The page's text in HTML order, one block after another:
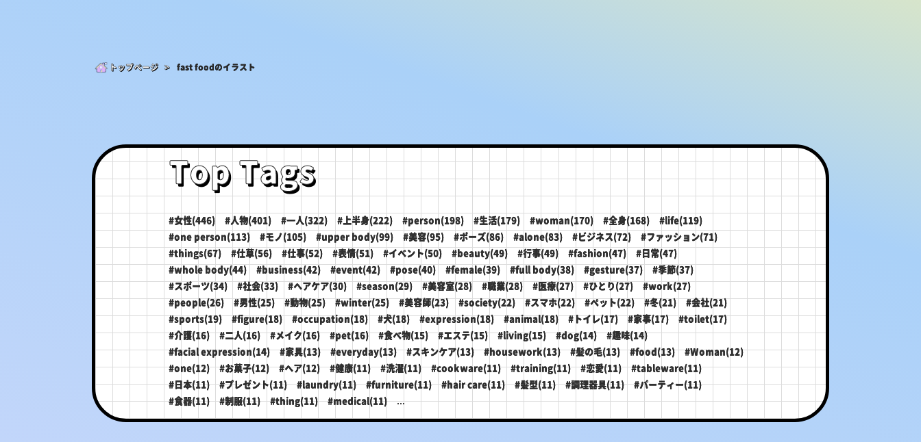
トップページ > fast foodのイラスト
Top Tags
#女性(446) #人物(401) #一人(322) #上半身(222) #person(198) #生活(179) #woman(170) #全身(168)
#life(119)
#one person(113)
#モノ(105) #upper body(99) #美容(95) #ポーズ(86) #alone(83) #ビジネス(72)
#ファッション(71)
#things(67)
#仕草(56) #仕事(52) #表情(51) #イベント(50) #beauty(49) #行事(49) #fashion(47)
#日常(47)
#whole body(44)
#business(42) #event(42) #pose(40) #female(39) #full body(38) #gesture(37)
#季節(37)
#スポーツ(34)
#社会(33) #ヘアケア(30) #season(29) #美容室(28) #職業(28) #医療(27) #ひとり(27)
#work(27)
#people(26)
#男性(25) #動物(25) #winter(25) #美容師(23) #society(22) #スマホ(22) #ペット(22) #冬(21)
#会社(21)
#sports(19)
#figure(18) #occupation(18) #犬(18) #expression(18) #animal(18) #トイレ(17) #家事(17)
#toilet(17)
#介護(16)
#二人(16) #メイク(16) #pet(16) #食べ物(15) #エステ(15) #living(15) #dog(14)
#趣味(14)
#facial expression(14)
#家具(13) #everyday(13) #スキンケア(13) #housework(13) #髪の毛(13) #food(13)
#Woman(12)
#one(12)
#お菓子(12) #ヘア(12) #健康(11) #洗濯(11) #cookware(11) #training(11) #恋愛(11)
#tableware(11)
#日本(11)
#プレゼント(11) #laundry(11) #furniture(11) #hair care(11) #髪型(11) #調理器具(11)
#パーティー(11)
#食器(11)
#制服(11) #thing(11) #medical(11) ...